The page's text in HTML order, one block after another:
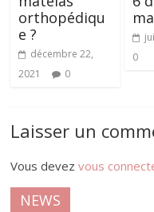
orthopédiqu
e ?
décembre 22,
2021
0
0
Laisser un
Vous devezvous
NEWS